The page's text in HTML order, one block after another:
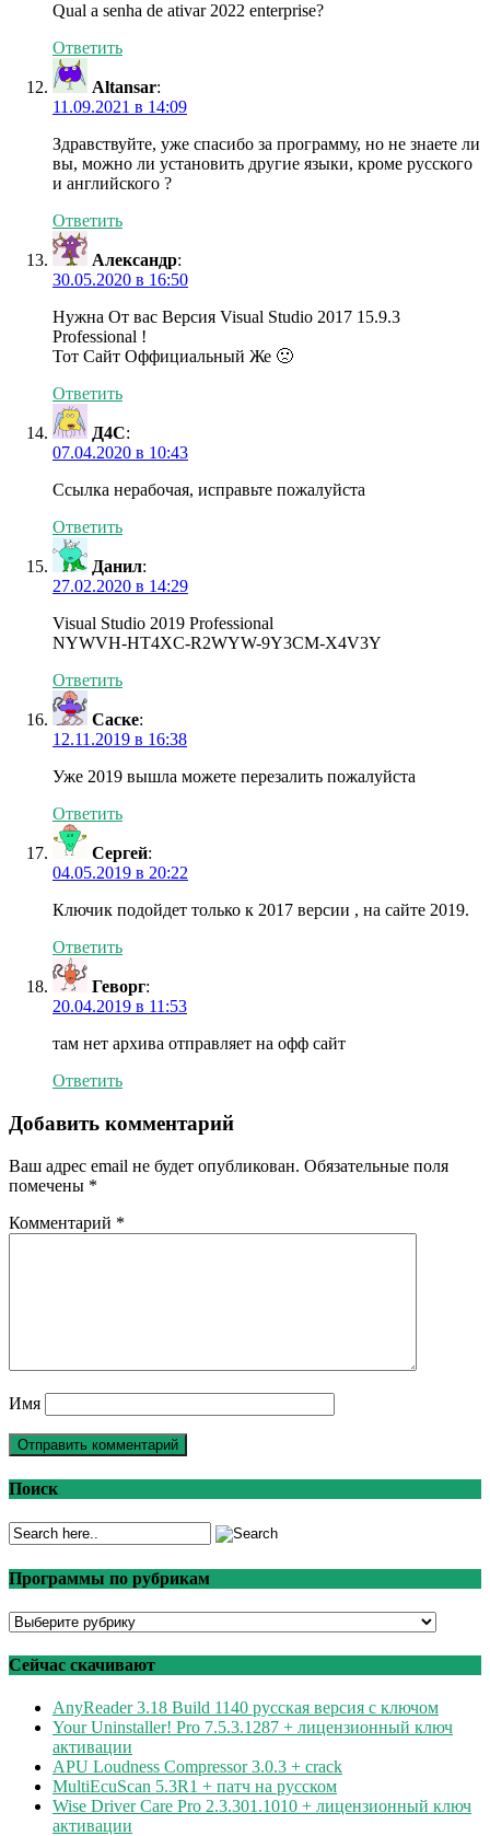
Qual a senha de ativar 2022 enterprise?
Ответить
Altansar:
11.09.2021 в 14:09
Здравствуйте, уже спасибо за программу, но не знаете ли
вы, можно ли установить другие языки, кроме русского
и английского ?
Ответить
Александр:
30.05.2020 в 16:50
Нужна От вас Версия Visual Studio 2017 15.9.3
Professional !
Тот Сайт Оффициальный Же 🙁
Ответить
Д4С:
07.04.2020 в 10:43
Ссылка нерабочая, исправьте пожалуйста
Ответить
Данил:
27.02.2020 в 14:29
Visual Studio 2019 Professional
NYWVH-HT4XC-R2WYW-9Y3CM-X4V3Y
Ответить
Саске:
12.11.2019 в 16:38
Уже 2019 вышла можете перезалить пожалуйста
Ответить
Сергей:
04.05.2019 в 20:22
Ключик подойдет только к 2017 версии , на сайте 2019.
Ответить
Геворг:
20.04.2019 в 11:53
там нет архива отправляет на офф сайт
Ответить
Добавить комментарий
Ваш адрес email не будет опубликован. Обязательные поля
помечены *
Комментарий *
Имя
Поиск
Программы по рубрикам
Программы
рубрикам
Сейчас скачивают
AnyReader 3.18 Build 1140 русская версия с ключом
Your Uninstaller! Pro 7.5.3.1287 + лицензионный ключ
активации
APU Loudness Compressor 3.0.3 + crack
MultiEcuScan 5.3R1 + патч на русском
Wise Driver Care Pro 2.3.301.1010 + лицензионный ключ
активации